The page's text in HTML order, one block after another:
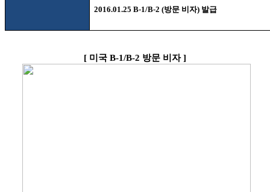
2016.01.25 B-1/B-2 (방문 비자) 발급
[ 미국 B-1/B-2 방문 비자]